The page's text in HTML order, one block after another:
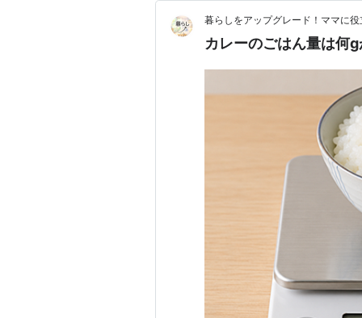
暮らしをアップグレード！ママに
カレーのごはん量は何